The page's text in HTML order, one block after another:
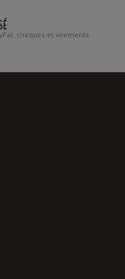
chèques et virements